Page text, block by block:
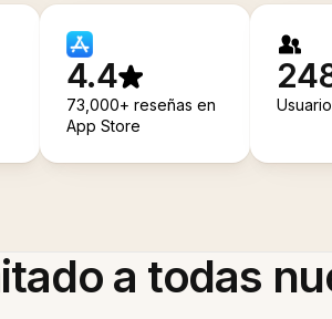
4.4
73,000+ reseñas en
App Store
a todas